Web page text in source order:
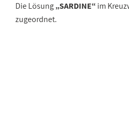
Die Lösung„SARDINE“ im
zugeordnet.